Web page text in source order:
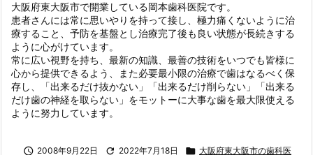
大阪府東大阪市で開業している岡本歯科医院です。
患者さんには常に思いやりを持って接し、極力痛くないように治
療すること、予防を基盤とし治療完了後も良い状態が長続きする
ように心がけています。
常に広い視野を持ち、最新の知識、最善の技術をいつでも皆様に
心から提供できるよう、また必要最小限の治療で歯はなるべく保
存し、「出来るだけ抜かない」「出来るだけ削らない」「出来る
だけ歯の神経を取らない」をモットーに大事な歯を最大限使える
ように努力しています。
 2008年9月22日  2022年7月18日  大阪府東大阪市の歯科医